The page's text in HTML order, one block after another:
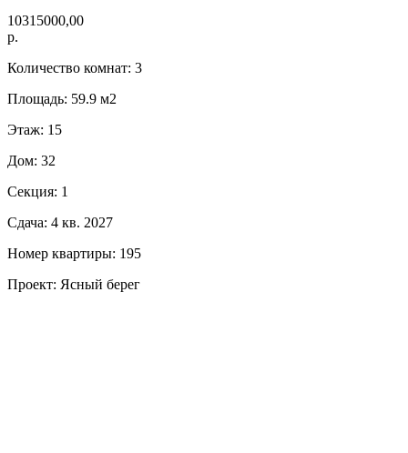
10315000,00
р.
Количество комнат: 3
Площадь: 59.9 м2
Этаж: 15
Дом: 32
Секция: 1
Сдача: 4 кв. 2027
Номер квартиры: 195
Проект: Ясный берег